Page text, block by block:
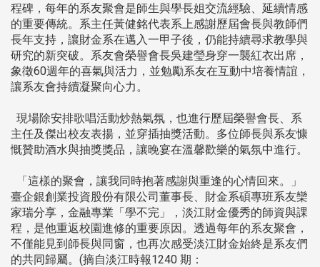
程碑，每年的系友聚會是師生與學長姐交流經驗、延續情感
的重要傳統。系主任黃健銘代表系上感謝歷屆會長與教師們
長年支持，讓財金系在邁入一甲子後，仍能持續尋求教學與
研究的新突破。系友會榮譽會長吳建瑩身穿一襲紅衣出席，
象徵60週年的喜氣與活力，並勉勵系友在互動中培養情誼，
讓系友會持續凝聚向心力。
現場除安排歌唱活動炒熱氣氛，也進行歷屆榮譽會長、系
主任及傑出校友表揚，並穿插抽獎活動。多位師長與系友慷
慨贊助酒水與抽獎獎品，讓晚宴在溫馨歡樂的氣氛中進行。
「這樣的聚會，讓我同時抱著感謝與重逢的心情回來。」
臺企銀創業投資股份有限公司董事長、財金系碩專班系友欒
家瑞分享，金融專業「學不完」，淡江財金優秀的師資與課
程，是他重返校園進修的重要原因。透過每年的系友聚會，
不僅能見到師長與同窗，也再次感受淡江財金始終是系友們
的共同歸屬。(摘自淡江時報1240 期：